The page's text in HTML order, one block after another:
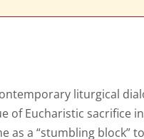
liturgical
of Eucharistic sacrifice
as a “stumbling block”